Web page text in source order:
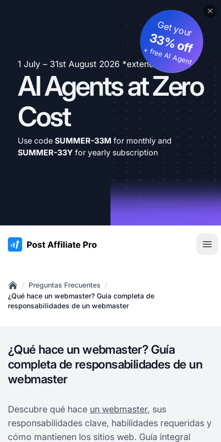
1 July – 31st August 2026 *extended
AI Agents at Zero
Cost
Get your
33% off
+ free AI Agent
Use code SUMMER-33M for monthly and
SUMMER-33Y for yearly subscription
:site.title
Home
/ Preguntas Frecuentes /
¿Qué hace un webmaster? Guía completa de
responsabilidades de un webmaster
¿Qué hace un webmaster? Guía
completa de responsabilidades de un
webmaster
Descubre qué hace un webmaster, sus
responsabilidades clave, habilidades requeridas y
cómo mantienen los sitios web. Guía integral